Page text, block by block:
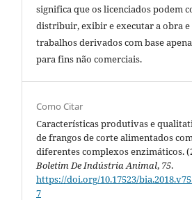
significa que os licenciados podem
distribuir, exibir e executar a obra
trabalhos derivados com base
para fins não comerciais.
Como Citar
Características produtivas e
de frangos de corte alimentados
diferentes complexos enzimáticos.
Boletim De Indústria Animal, 75.
https://doi.org/10.17523/
7